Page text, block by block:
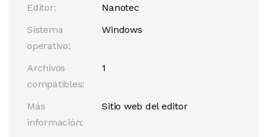
Editor:
Nanotec
Sistema
operativo:
Windows
Archivos
compatibles:
1
Más
información:
Sitio web del editor